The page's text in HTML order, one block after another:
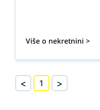
Više o nekretnini >
< 1 >